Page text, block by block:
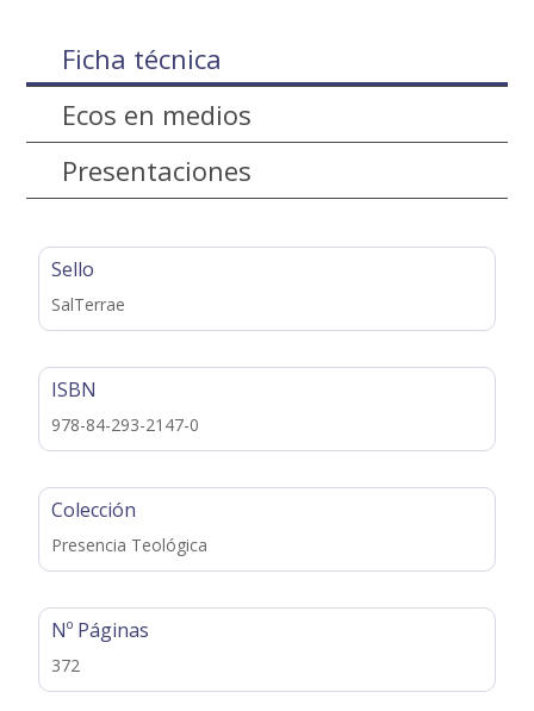
Ficha técnica
Ecos en medios
Presentaciones
Sello
SalTerrae
ISBN
978-84-293-2147-0
Colección
Presencia Teológica
Nº Páginas
372